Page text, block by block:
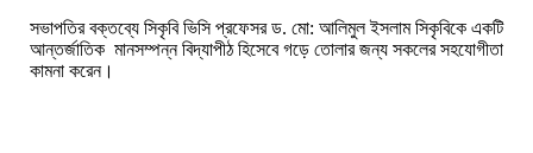
সভাপতির বক্তব্যে সিকৃবি ভিসি প্রফেসর ড. মো: আলিমুল ইসলাম সিকৃবিকে একটি
আন্তর্জাতিক মানসম্পন্ন বিদ্যাপীঠ হিসেবে গড়ে তোলার জন্য সকলের সহযোগীতা
কামনা করেন।